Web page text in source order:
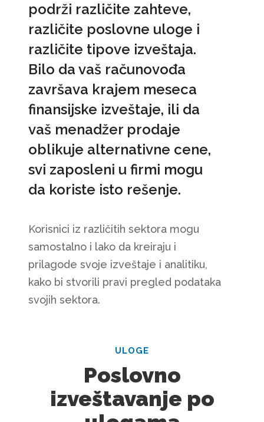
podrži različite zahteve,
različite poslovne uloge i
različite tipove izveštaja.
Bilo da vaš računovođa
završava krajem meseca
finansijske izveštaje, ili da
vaš menadžer prodaje
oblikuje alternativne cene,
svi zaposleni u firmi mogu
da koriste isto rešenje.
Korisnici iz različitih sektora mogu
samostalno i lako da kreiraju i
prilagode svoje izveštaje i analitiku,
kako bi stvorili pravi pregled podataka
svojih sektora.
ULOGE
Poslovno
izveštavanje po